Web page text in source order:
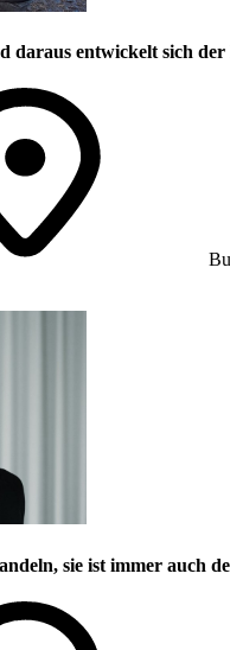
daraus entwickelt sich
sie ist immer auch